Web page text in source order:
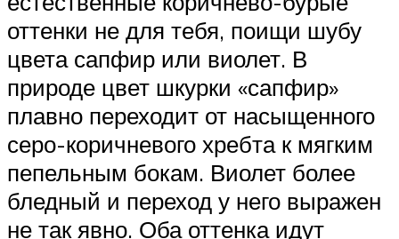
оттенки не для тебя, поищи шубу
цвета сапфир или виолет. В
природе цвет шкурки «сапфир»
плавно переходит от насыщенного
серо-коричневого хребта к мягким
пепельным бокам. Виолет более
бледный и переход у него выражен
не так явно. Оба оттенка идут